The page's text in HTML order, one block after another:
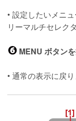
• 設定したいメニ
リーマルチセレク
MENU ボタン
• 通常の表示に戻り